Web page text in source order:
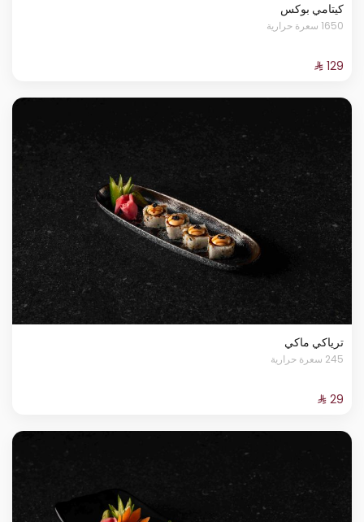
كيتامي بوكس
1650 سعرة حرارية
ترياكي ماكي
245 سعرة حرارية